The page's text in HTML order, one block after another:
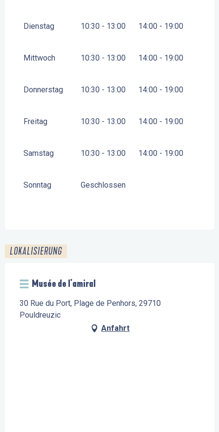
Dienstag 10:30 - 13:00 14:00 - 19:00
Mittwoch 10:30 - 13:00 14:00 - 19:00
Donnerstag 10:30 - 13:00 14:00 - 19:00
Freitag 10:30 - 13:00 14:00 - 19:00
Samstag 10:30 - 13:00 14:00 - 19:00
Sonntag Geschlossen
LOKALISIERUNG
Musée de l'amiral
30 Rue du Port, Plage de Penhors, 29710
Pouldreuzic
Anfahrt